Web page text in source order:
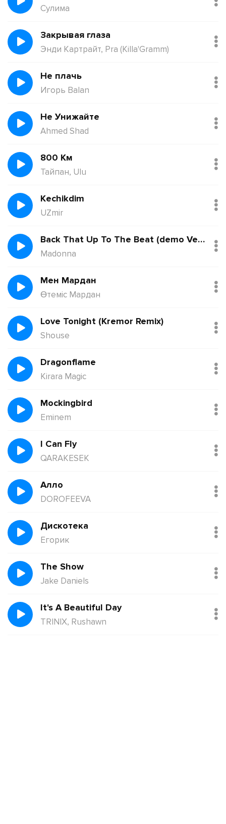
Сулима
Закрывая глаза
Энди Картрайт, Pra (Killa'Gramm)
Не плачь
Игорь Balan
Не Унижайте
Ahmed Shad
800 Км
Тайпан, Ulu
Kechikdim
UZmir
Back That Up To The Beat (demo Version)
Madonna
Мен Мардан
Өтеміс Мардан
Love Tonight (Kremor Remix)
Shouse
Dragonflame
Kirara Magic
Mockingbird
Eminem
I Can Fly
QARAKESEK
Алло
DOROFEEVA
Дискотека
Егорик
The Show
Jake Daniels
It's A Beautiful Day
TRINIX, Rushawn